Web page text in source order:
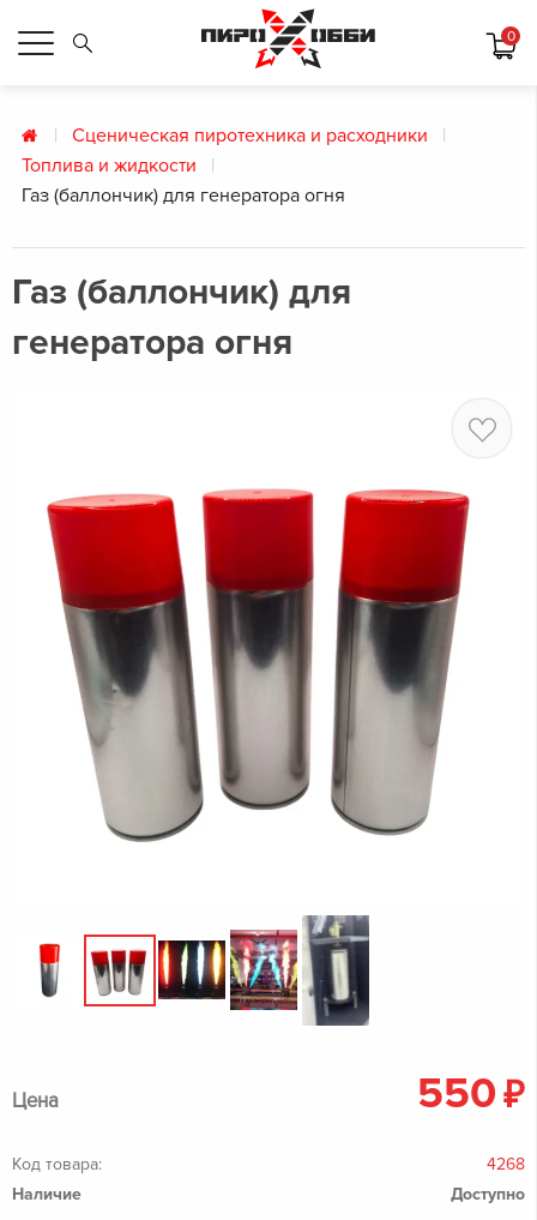
0
Сценическая пиротехника и расходники
Топлива и жидкости
Газ (баллончик) для генератора огня
Газ (баллончик) для
генератора огня
Цена 550 ₽
Код товара:
4268
Наличие
Доступно